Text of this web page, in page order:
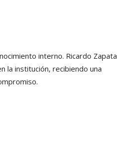
interno. Ricardo Zapata
la institución, recibiendo una